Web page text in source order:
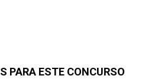
PARA ESTE CONCURSO